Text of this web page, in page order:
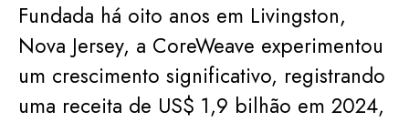
Fundada há oito anos em Livingston,
Nova Jersey, a CoreWeave experimentou
um crescimento significativo, registrando
uma receita de US$ 1,9 bilhão em 2024,